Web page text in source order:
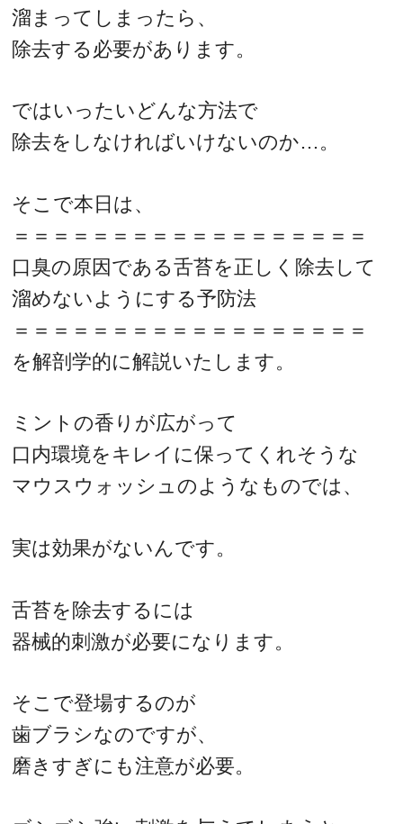
溜まってしまったら、
除去する必要があります。
ではいったいどんな方法で
除去をしなければいけないのか…。
そこで本日は、
＝＝＝＝＝＝＝＝＝＝＝＝＝＝＝＝＝＝
口臭の原因である舌苔を正しく除去して
溜めないようにする予防法
＝＝＝＝＝＝＝＝＝＝＝＝＝＝＝＝＝＝
を解剖学的に解説いたします。
ミントの香りが広がって
口内環境をキレイに保ってくれそうな
マウスウォッシュのようなものでは、
実は効果がないんです。
舌苔を除去するには
器械的刺激が必要になります。
そこで登場するのが
歯ブラシなのですが、
磨きすぎにも注意が必要。